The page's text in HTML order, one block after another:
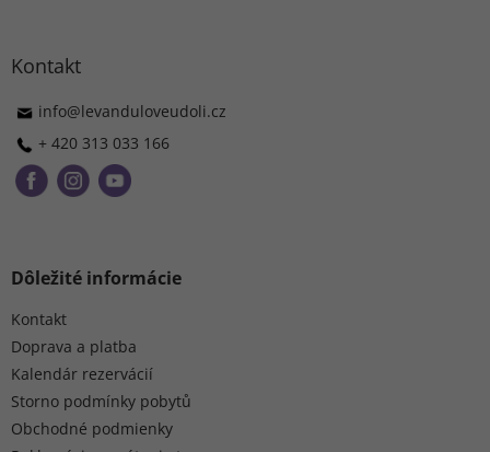
Kontakt
info@levanduloveudoli.cz
+ 420 313 033 166
Dôležité informácie
Kontakt
Doprava a platba
Kalendár rezervácií
Storno podmínky pobytů
Obchodné podmienky